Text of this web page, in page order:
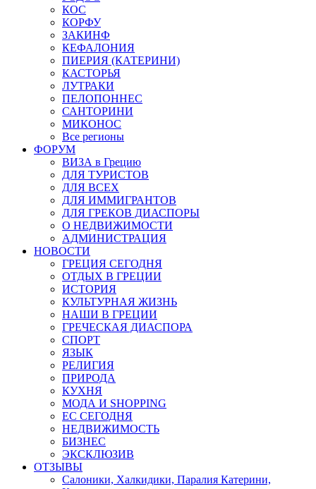
КОС
КОРФУ
ЗАКИНФ
КЕФАЛОНИЯ
ПИЕРИЯ (КАТЕРИНИ)
КАСТОРЬЯ
ЛУТРАКИ
ПЕЛОПОННЕС
САНТОРИНИ
МИКОНОС
Все регионы
ФОРУМ
ВИЗА в Грецию
ДЛЯ ТУРИСТОВ
ДЛЯ ВСЕХ
ДЛЯ ИММИГРАНТОВ
ДЛЯ ГРЕКОВ ДИАСПОРЫ
О НЕДВИЖИМОСТИ
АДМИНИСТРАЦИЯ
НОВОСТИ
ГРЕЦИЯ СЕГОДНЯ
ОТДЫХ В ГРЕЦИИ
ИСТОРИЯ
КУЛЬТУРНАЯ ЖИЗНЬ
НАШИ В ГРЕЦИИ
ГРЕЧЕСКАЯ ДИАСПОРА
СПОРТ
ЯЗЫК
РЕЛИГИЯ
ПРИРОДА
КУХНЯ
МОДА И SHOPPING
ЕС СЕГОДНЯ
НЕДВИЖИМОСТЬ
БИЗНЕС
ЭКСКЛЮЗИВ
ОТЗЫВЫ
Салоники, Халкидики, Паралия Катерини,